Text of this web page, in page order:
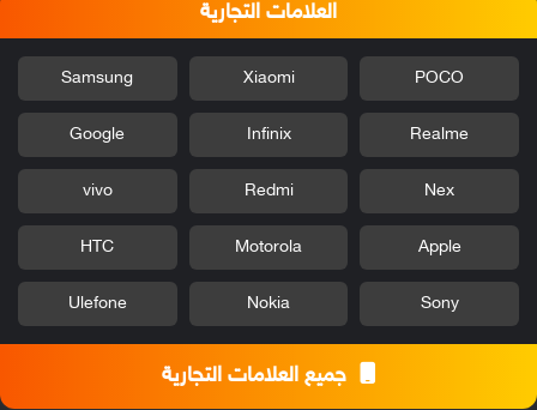
العلامات التجارية
POCO
Xiaomi
Samsung
Realme
Infinix
Google
Nex
Redmi
vivo
Apple
Motorola
HTC
Sony
Nokia
Ulefone
جميع العلامات التجارية